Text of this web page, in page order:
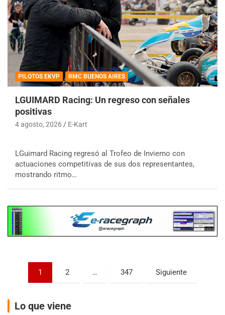
PILOTOS EKVP RMC BUENOS AIRES
LGUIMARD Racing: Un regreso con señales
positivas
4 agosto, 2026 E-Kart
LGuimard Racing regresó al Trofeo de Invierno con
actuaciones competitivas de sus dos representantes,
mostrando ritmo…
Paginación
entradas
1 2 … 347 Siguiente
Lo que viene
COBERTURA ESPECIAL DE E-KART.COM.AR
08/09-AGO
Ramiro Tot (Asfalto)
KDO - F6
Ciudad de Trenque Lauquen (Asfalto)
Trenque Lauquen (Buenos Aires)
Villaguay (Entre Ríos)
El Cerro (Tierra)